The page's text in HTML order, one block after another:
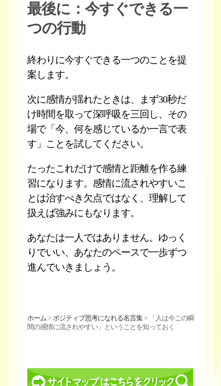
最後に：今すぐできる一
つの行動
終わりに今すぐできる一つのことを提
案します。
次に感情が揺れたときは、まず30秒だ
け時間を取って深呼吸を三回し、その
場で「今、何を感じているか一言で表
す」ことを試してください。
たったこれだけで感情と距離を作る練
習になります。感情に流されやすいこ
とは治すべき欠点ではなく、理解して
扱えば強みにもなります。
あなたは一人ではありません。ゆっく
りでいい、あなたのペースで一歩ずつ
進んでいきましょう。
ホーム > ポジティブ思考になれる名言集>
「人は今この瞬
間の感情に流されやすい」ということを知っておく